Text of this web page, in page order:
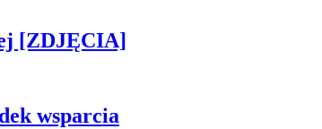
[ZDJĘCIA]
wsparcia